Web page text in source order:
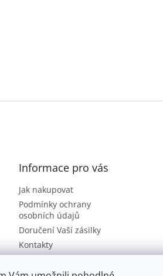
Informace pro vás
Jak nakupovat
Podmínky ochrany
osobních údajů
Doručení Vaší zásilky
Kontakty